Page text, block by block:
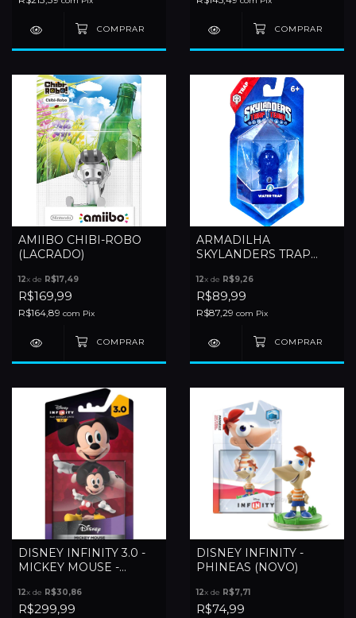
AMIIBO CHIBI-ROBO
(LACRADO)
12x de R$17,49
R$169,99
R$164,89 com Pix
ARMADILHA
SKYLANDERS TRAP
(NOVO)
12x de R$9,26
R$89,99
R$87,29 com Pix
DISNEY INFINITY 3.0 -
MICKEY MOUSE -
12x de R$30,86
R$299,99
DISNEY INFINITY -
PHINEAS (NOVO)
12x de R$7,71
R$74,99